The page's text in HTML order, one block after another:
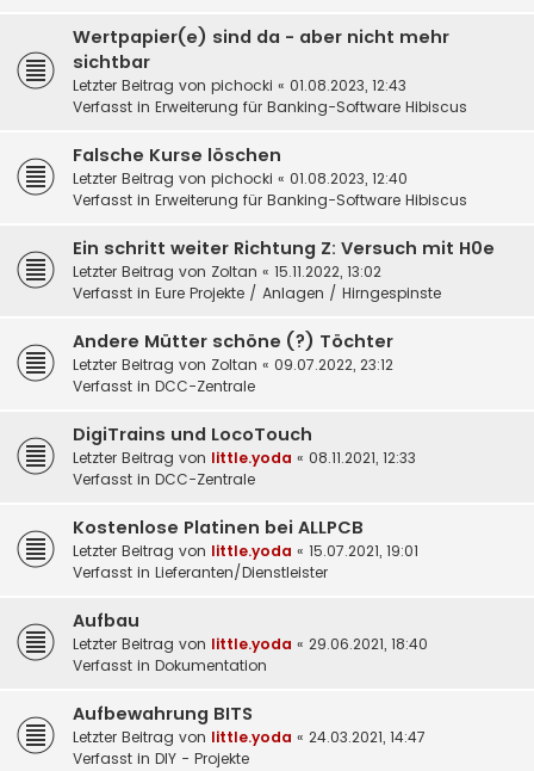
Wertpapier(e) sind da - aber nicht mehr
sichtbar
Letzter Beitrag von pichocki « 01.08.2023, 12:43
Verfasst in Erweiterung für Banking-Software Hibiscus
Falsche Kurse löschen
Letzter Beitrag von pichocki « 01.08.2023, 12:40
Verfasst in Erweiterung für Banking-Software Hibiscus
Ein schritt weiter Richtung Z: Versuch mit H0e
Letzter Beitrag von Zoltan « 15.11.2022, 13:02
Verfasst in Eure Projekte / Anlagen / Hirngespinste
Andere Mütter schöne (?) Töchter
Letzter Beitrag von Zoltan « 09.07.2022, 23:12
Verfasst in DCC-Zentrale
DigiTrains und LocoTouch
Letzter Beitrag von little.yoda « 08.11.2021, 12:33
Verfasst in DCC-Zentrale
Kostenlose Platinen bei ALLPCB
Letzter Beitrag von little.yoda « 15.07.2021, 19:01
Verfasst in Lieferanten/Dienstleister
Aufbau
Letzter Beitrag von little.yoda « 29.06.2021, 18:40
Verfasst in Dokumentation
Aufbewahrung BITS
Letzter Beitrag von little.yoda « 24.03.2021, 14:47
Verfasst in DIY - Projekte